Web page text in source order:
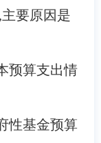
,主要原因是
预算支出情
性基金预算